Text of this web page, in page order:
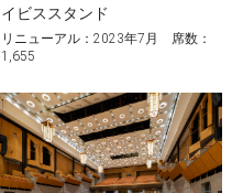
イビススタンド
リニューアル：2023年7月 席数：
1,655